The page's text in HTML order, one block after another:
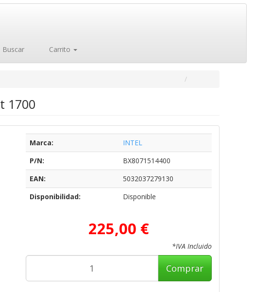
Buscar Carrito
1700
Marca:
INTEL
P/N:
BX8071514400
EAN:
5032037279130
Disponibilidad:
Disponible
225,00 €
*IVA Incluido
Comprar